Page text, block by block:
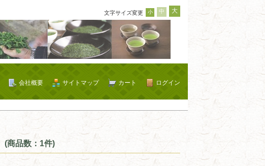
文字サイズ変更 小 中 大
ログイン
カート
サイトマップ
会社概要
(商品数：1件)